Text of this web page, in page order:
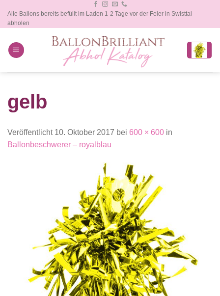
Inhalt
springen
Alle Ballons bereits befüllt im Laden 1-2 Tage vor der Feier in Swisttal
abholen
gelb
Veröffentlicht 10. Oktober 2017 bei 600 × 600 in
Ballonbeschwerer – royalblau